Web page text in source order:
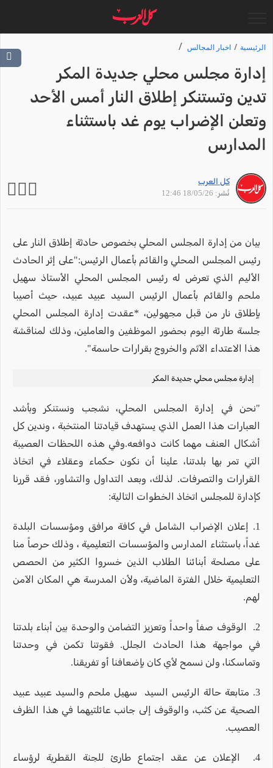
الرئيسية اخبار المجالس
إدارة مجلس محلي جديدة المكر
تدين وتستنكر إطلاق النار أمس الأحد
وتعلن الإضراب يوم غد باستثناء
المدارس
كل العرب
نُشر: 18/05/26 12:46
بيان من إدارة المجلس المحلي بخصوص حادثة إطلاق النار على
رئيس المجلس المحلي والقائم بأعمال الرئيس:"على إثر الحادث
الأليم الذي تعرض له رئيس المجلس المحلي الأستاذ سهيل
ملحم والقائم بأعمال الرئيس السيد عبيد عبيد، حيث أصيبا
بإطلاق نار من قبل مجهولين، *عقدت إدارة المجلس المحلي
جلسة طارئة اليوم بحضور الموظفين والعاملين، وذلك لمناقشة
هذا الاعتداء الآثم والخروج بقرارات حاسمة".
إدارة مجلس محلي جديدة المكر
"نحن في إدارة المجلس المحلي، نشجب ونستنكر وبأشد
العبارات هذا العمل الذي يستهدف قيادتنا المنتخبة ، وندين كل
أشكال العنف مهما كانت دوافعه.وفي هذه اللحظات العصيبة
التي تمر بها بلدتنا، علينا أن نكون حكماء وعقلاء في اتخاذ
القرارات والتصرفات. لذلك، وبعد التداول والتشاور، فقد قررنا
كإدارة للمجلس اتخاذ الخطوات التالية:
1. إعلان الإضراب الشامل في كافة مرافق ومؤسسات البلدة
غداً، باستثناء المدارس والمؤسسات التعليمية ، وذلك حرصاً منا
على مصلحة أبنائنا الطلاب الذين خسروا الكثير من الحصص
التعليمية خلال الفترة الماضية، ولأن المدرسة هي المكان الآمن
لهم.
2. الوقوف صفاً واحداً وتعزيز التضامن والوحدة بين أبناء بلدتنا
في مواجهة هذا الحادث الجلل. فقوتنا تكمن في وحدتنا
وتماسكنا، ولن نسمح لأي كان بإضعافنا أو تفريقنا.
3. متابعة حالة الرئيس السيد سهيل ملحم والسيد عبيد عبيد
الصحية عن كثب، والوقوف إلى جانب عائلتيهما في هذا الظرف
العصيب.
4. الإعلان عن عقد اجتماع طارئ للجنة القطرية لرؤساء